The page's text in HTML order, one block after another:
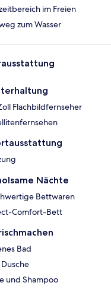
im Freien
zum Wasser
Flachbildfernseher
Nächte
Bettwaren
Comfort-Bett
Bad
und Shampoo